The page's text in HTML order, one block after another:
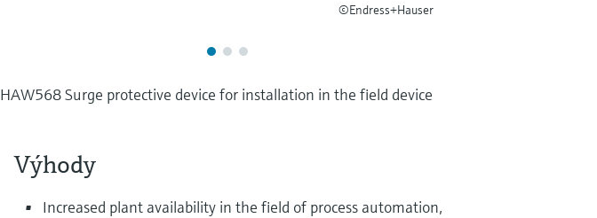
©Endress+Hauser
HAW568 Surge protective device for installation in the field device
Výhody
Increased plant availability in the field of process automation,